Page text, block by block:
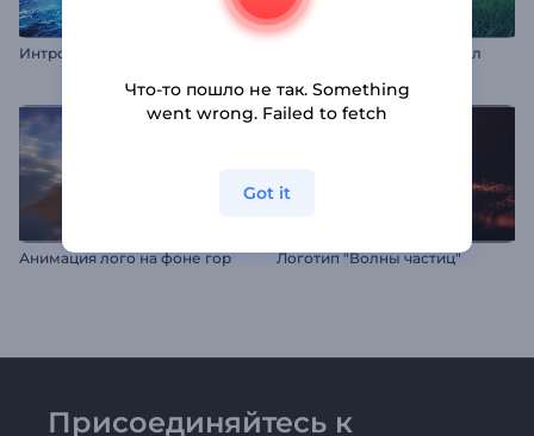
Интро "Удар молнии" 3D-анимация лого: Футбол
Анимация лого на фоне гор Логотип "Волны частиц"
Присоединяйтесь к
Что-то пошло не так. Something
went wrong. Failed to fetch
Got it